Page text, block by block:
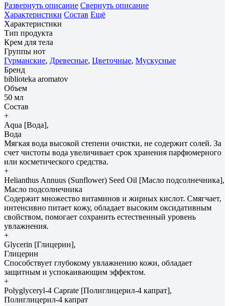
Развернуть описание Свернуть описание
Характеристики Состав Ещё
Характеристики
Тип продукта
Крем для тела
Группы нот
Гурманские, Древесные, Цветочные, Мускусные
Бренд
biblioteka aromatov
Объем
50 мл
Состав
+
Aqua [Вода],
Вода
Мягкая вода высокой степени очистки, не содержит солей. За
счет чистоты вода увеличивает срок хранения парфюмерного
или косметического средства.
+
Helianthus Annuus (Sunflower) Seed Oil [Масло подсолнечника],
Масло подсолнечника
Содержит множество витаминов и жирных кислот. Смягчает,
интенсивно питает кожу, обладает высоким оксидативным
свойством, помогает сохранить естественный уровень
увлажнения.
+
Glycerin [Глицерин],
Глицерин
Способствует глубокому увлажнению кожи, обладает
защитным и успокаивающим эффектом.
+
Polyglyceryl-4 Caprate [Полиглицерил-4 капрат],
Полиглицерил-4 капрат